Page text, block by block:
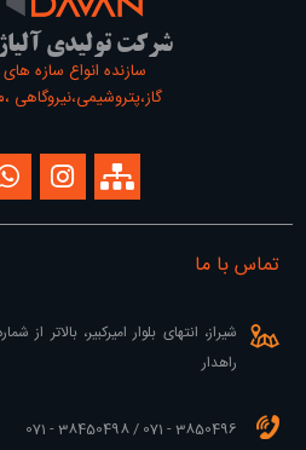
شرکت تولیدی
سازنده انواع سازه
تماس با ما
شیراز، انتهای بلوار امیرکبیر،
راهدار
3850496 - 071 / 38450498 - 071